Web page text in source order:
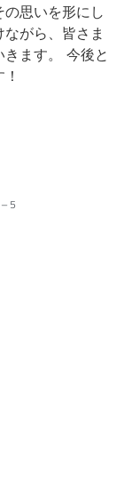
思いを形にし
がら、皆さま
ます。 今後と
５